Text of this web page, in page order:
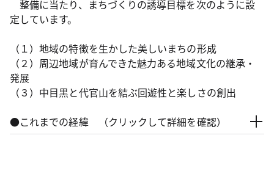
整備に当たり、まちづくりの誘導目標を次のように設
定しています。
（１）地域の特徴を生かした美しいまちの形成
（２）周辺地域が育んできた魅力ある地域文化の継承・
発展
（３）中目黒と代官山を結ぶ回遊性と楽しさの創出
●これまでの経緯 （クリックして詳細を確認）